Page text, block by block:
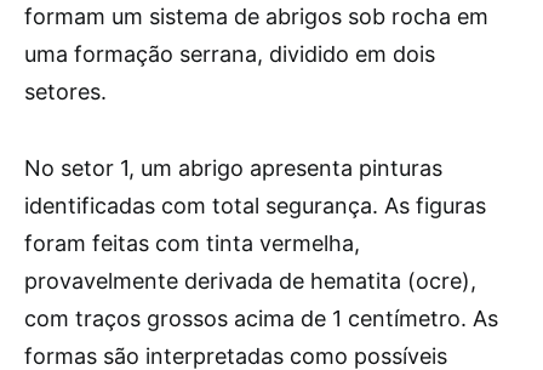
formam um sistema de abrigos sob rocha em
uma formação serrana, dividido em dois
setores.
No setor 1, um abrigo apresenta pinturas
identificadas com total segurança. As figuras
foram feitas com tinta vermelha,
provavelmente derivada de hematita (ocre),
com traços grossos acima de 1 centímetro. As
formas são interpretadas como possíveis